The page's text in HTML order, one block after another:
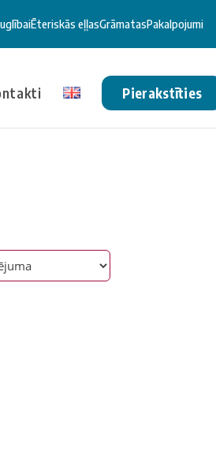
Ēteriskās eļļasGrāmatasPakalpojumi
Pierakstīties